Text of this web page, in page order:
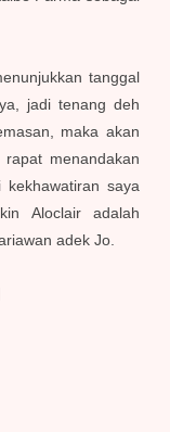
tanggal
jadi tenang deh
maka akan
menandakan
saya
Aloclair adalah
adek Jo.